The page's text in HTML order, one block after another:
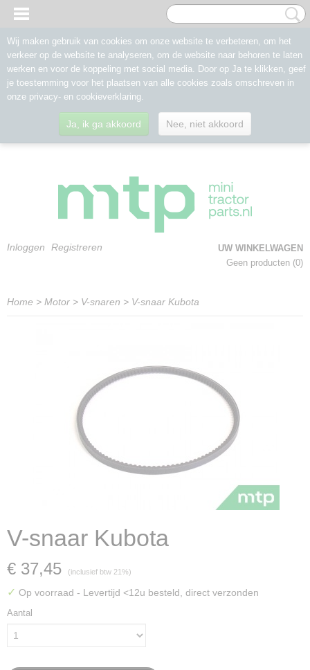
Inloggen Registreren
UW WINKELWAGEN
Geen producten (0)
Home > Motor > V-snaren > V-snaar Kubota
V-snaar Kubota
€ 37,45 (inclusief btw 21%)
✓ Op voorraad - Levertijd <12u besteld, direct verzonden
Aantal
Wij maken gebruik van cookies om onze website te verbeteren, om het
verkeer op de website te analyseren, om de website naar behoren te laten
werken en voor de koppeling met social media. Door op Ja te klikken, geef
je toestemming voor het plaatsen van alle cookies zoals omschreven in
onze privacy- en cookieverklaring.
Ja, ik ga akkoord Nee, niet akkoord